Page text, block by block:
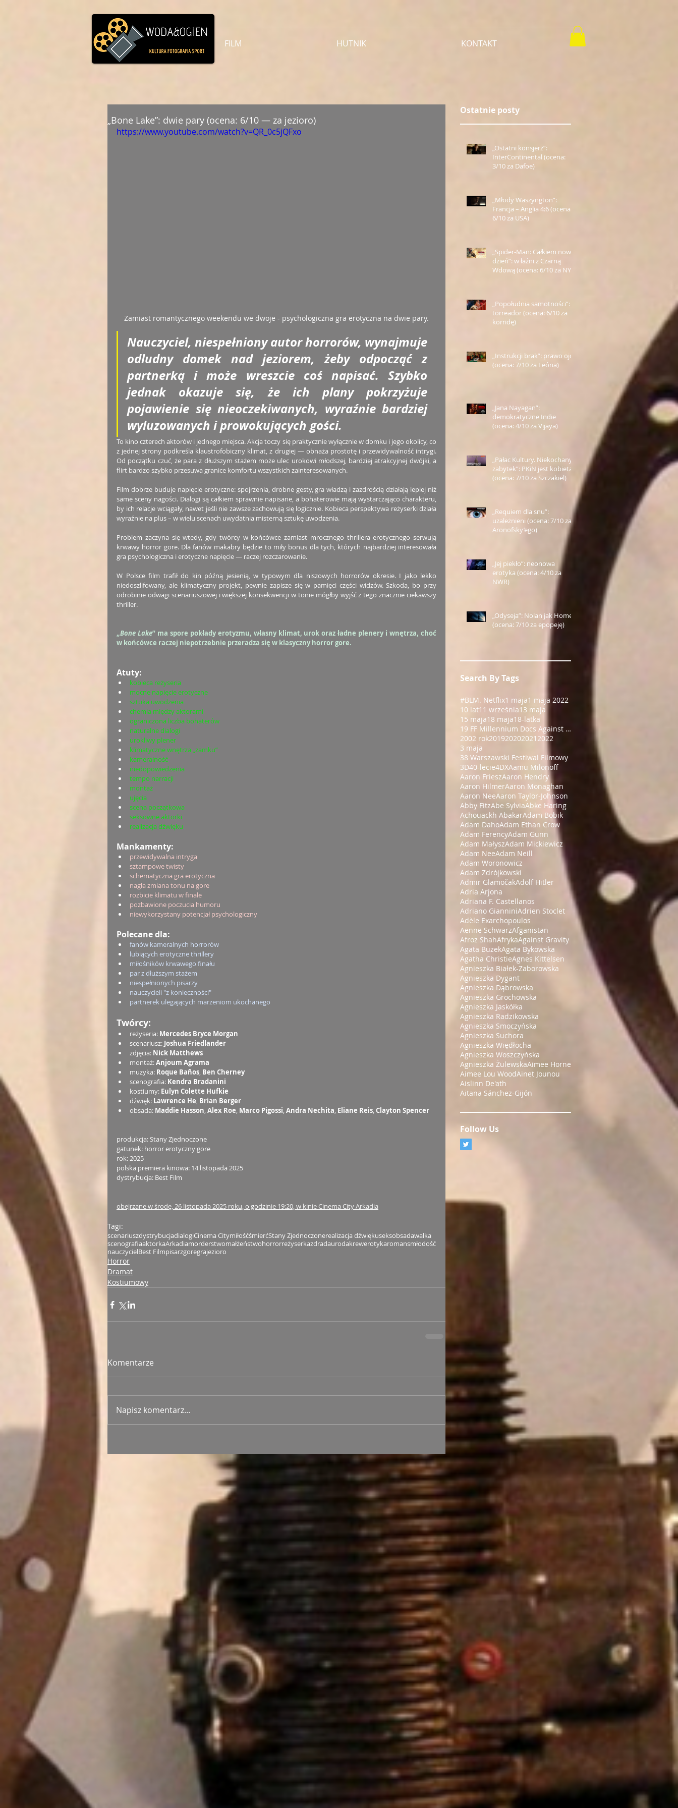
FILM HUTNIK KONTAKT
„Bone Lake”: dwie pary (ocena: 6/10 — za jezioro)
https://www.youtube.com/watch?v=QR_0c5jQFxo
Zamiast romantycznego weekendu we dwoje - psychologiczna gra erotyczna na dwie pary.
Nauczyciel, niespełniony autor horrorów, wynajmuje
odludny domek nad jeziorem, żeby odpocząć z
partnerką i może wreszcie coś napisać. Szybko
jednak okazuje się, że ich plany pokrzyżuje
pojawienie się nieoczekiwanych, wyraźnie bardziej
wyluzowanych i prowokujących gości.
To kino czterech aktorów i jednego miejsca. Akcja toczy się praktycznie wyłącznie w domku i jego okolicy, co
z jednej strony podkreśla klaustrofobiczny klimat, z drugiej — obnaża prostotę i przewidywalność intrygi.
Od początku czuć, że para z dłuższym stażem może ulec urokowi młodszej, bardziej atrakcyjnej dwójki, a
flirt bardzo szybko przesuwa granice komfortu wszystkich zainteresowanych.
Film dobrze buduje napięcie erotyczne: spojrzenia, drobne gesty, gra władzą i zazdrością działają lepiej niż
same sceny nagości. Dialogi są całkiem sprawnie napisane, a bohaterowie mają wystarczająco charakteru,
by ich relacje wciągały, nawet jeśli nie zawsze zachowują się logicznie. Kobieca perspektywa reżyserki działa
wyraźnie na plus – w wielu scenach uwydatnia misterną sztukę uwodzenia.
Problem zaczyna się wtedy, gdy twórcy w końcówce zamiast mrocznego thrillera erotycznego serwują
krwawy horror gore. Dla fanów makabry będzie to miły bonus dla tych, których najbardziej interesowała
gra psychologiczna i erotyczne napięcie — raczej rozczarowanie.
W Polsce film trafił do kin późną jesienią, w typowym dla niszowych horrorów okresie. I jako lekko
niedoszlifowany, ale klimatyczny projekt, pewnie zapisze się w pamięci części widzów. Szkoda, bo przy
odrobinie odwagi scenariuszowej i większej konsekwencji w tonie mógłby wyjść z tego znacznie ciekawszy
thriller.
„Bone Lake” ma spore pokłady erotyzmu, własny klimat, urok oraz ładne plenery i wnętrza, choć
w końcówce raczej niepotrzebnie przeradza się w klasyczny horror gore.
Atuty:
kobieca reżyseria
mocne napięcie erotyczne
sztuka uwodzenia
chemia między aktorami
ograniczona liczba bohaterów
naturalne dialogi
urokliwy plener
klimatyczne wnętrza „zamku”
kameralność
niedopowiedzenia
tempo narracji
montaż
ujęcia
scena początkowa
seksowne aktorki
realizacja dźwięku
Mankamenty:
przewidywalna intryga
sztampowe twisty
schematyczna gra erotyczna
nagła zmiana tonu na gore
rozbicie klimatu w finale
pozbawione poczucia humoru
niewykorzystany potencjał psychologiczny
Polecane dla:
fanów kameralnych horrorów
lubiących erotyczne thrillery
miłośników krwawego finału
par z dłuższym stażem
niespełnionych pisarzy
nauczycieli "z konieczności"
partnerek ulegających marzeniom ukochanego
Twórcy:
reżyseria: Mercedes Bryce Morgan
scenariusz: Joshua Friedlander
zdjęcia: Nick Matthews
montaż: Anjoum Agrama
muzyka: Roque Baños, Ben Cherney
scenografia: Kendra Bradanini
kostiumy: Eulyn Colette Hufkie
dźwięk: Lawrence He, Brian Berger
obsada: Maddie Hasson, Alex Roe, Marco Pigossi, Andra Nechita, Eliane Reis, Clayton Spencer
produkcja: Stany Zjednoczone
gatunek: horror erotyczny gore
rok: 2025
polska premiera kinowa: 14 listopada 2025
dystrybucja: Best Film
obejrzane w środę, 26 listopada 2025 roku, o godzinie 19:20, w kinie Cinema City Arkadia
Tagi:
scenariuszdystrybucjadialogiCinema CitymiłośćśmierćStany Zjednoczonerealizacja dźwiękuseksobsadawalka
scenografiaaktorkaArkadiamorderstwomałżeństwohorrorreżyserkazdradaurodakrewerotykaromansmłodość
nauczycielBest Filmpisarzgoregrajezioro
Horror
Dramat
Kostiumowy
Komentarze
Napisz komentarz...
Ostatnie posty
„Ostatni konsjerż”:
InterContinental (ocena:
3/10 za Dafoe)
„Młody Waszyngton”:
Francja – Anglia 4:6 (ocena:
6/10 za USA)
„Spider-Man: Całkiem nowy
dzień”: w łaźni z Czarną
Wdową (ocena: 6/10 za NY)
„Popołudnia samotności”:
torreador (ocena: 6/10 za
korridę)
„Instrukcji brak”: prawo ojca
(ocena: 7/10 za Leóna)
„Jana Nayagan”:
demokratyczne Indie
(ocena: 4/10 za Vijaya)
„Pałac Kultury. Niekochany
zabytek”: PKiN jest kobietą
(ocena: 7/10 za Szczakiel)
„Requiem dla snu”:
uzależnieni (ocena: 7/10 za
Aronofsky’ego)
„Jej piekło”: neonowa
erotyka (ocena: 4/10 za
NWR)
„Odyseja”: Nolan jak Homer
(ocena: 7/10 za epopeję)
Search By Tags
#BLM. Netflix1 maja1 maja 2022
10 lat11 września13 maja
15 maja18 maja18-latka
19 FF Millennium Docs Against Gravity!
2002 rok201920202021 2022
3 maja
38 Warszawski Festiwal Filmowy
3D40-lecie4DXAamu Milonoff
Aaron FrieszAaron Hendry
Aaron HilmerAaron Monaghan
Aaron NeeAaron Taylor-Johnson
Abby FitzAbe SylviaAbke Haring
Achouackh AbakarAdam Bobik
Adam DahoAdam Ethan Crow
Adam FerencyAdam Gunn
Adam MałyszAdam Mickiewicz
Adam NeeAdam Neill
Adam Woronowicz
Adam Zdrójkowski
Admir GlamočakAdolf Hitler
Adria Arjona
Adriana F. Castellanos
Adriano GianniniAdrien Stoclet
Adèle Exarchopoulos
Aenne SchwarzAfganistan
Afroz ShahAfrykaAgainst Gravity
Agata BuzekAgata Bykowska
Agatha ChristieAgnes Kittelsen
Agnieszka Białek-Zaborowska
Agnieszka Dygant
Agnieszka Dąbrowska
Agnieszka Grochowska
Agnieszka Jaskółka
Agnieszka Radzikowska
Agnieszka Smoczyńska
Agnieszka Suchora
Agnieszka Więdłocha
Agnieszka Woszczyńska
Agnieszka ŻulewskaAimee Horne
Aimee Lou WoodAinet Jounou
Aislinn De'ath
Aitana Sánchez-Gijón
Follow Us